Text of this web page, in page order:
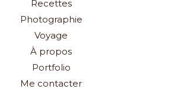
Recettes
Photographie
Voyage
À propos
Portfolio
Me contacter